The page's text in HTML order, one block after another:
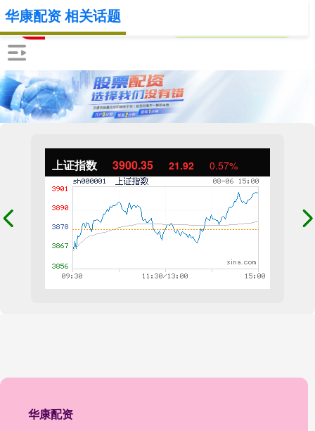
上证指数 3900.35 21.92 0.57%
华康配资
华康配资 相关话题